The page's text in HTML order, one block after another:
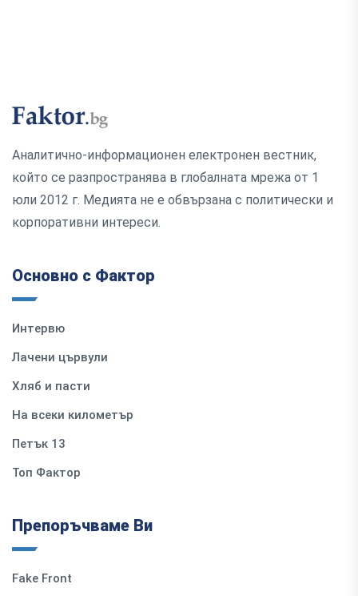
Аналитично-информационен електронен вестник,
който се разпространява в глобалната мрежа от 1
юли 2012 г. Медията не е обвързана с политически и
корпоративни интереси.
Основно с Фактор
Интервю
Лачени цървули
Хляб и пасти
На всеки километър
Петък 13
Топ Фактор
Препоръчваме Ви
Fake Front